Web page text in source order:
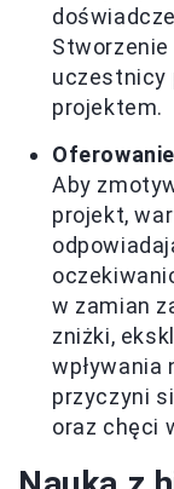
uczestnicy
projektem.
Aby
projekt,
w zamian
zniżki,
wpływania
przyczyni
oraz chęci